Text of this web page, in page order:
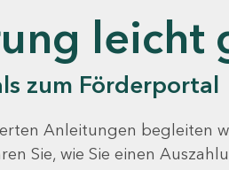
leicht
zum Förderportal
Anleitungen begleiten
Sie, wie Sie einen